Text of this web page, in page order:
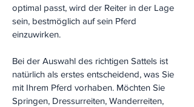
optimal passt, wird der Reiter in der Lage
sein, bestmöglich auf sein Pferd
einzuwirken.
Bei der Auswahl des richtigen Sattels ist
natürlich als erstes entscheidend, was Sie
mit Ihrem Pferd vorhaben. Möchten Sie
Springen, Dressurreiten, Wanderreiten,